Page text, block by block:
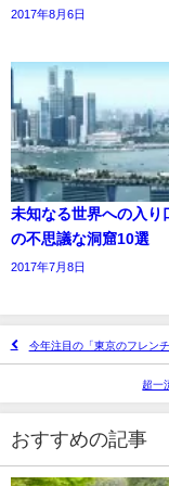
2017年8月6日
未知なる世界への入り
の不思議な洞窟10選
2017年7月8日
今年注目の「東京のフレン
超一
おすすめの記事